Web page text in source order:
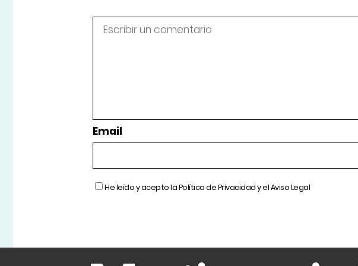
Email
He leído y acepto laPolítica de Privacidady elAviso Legal